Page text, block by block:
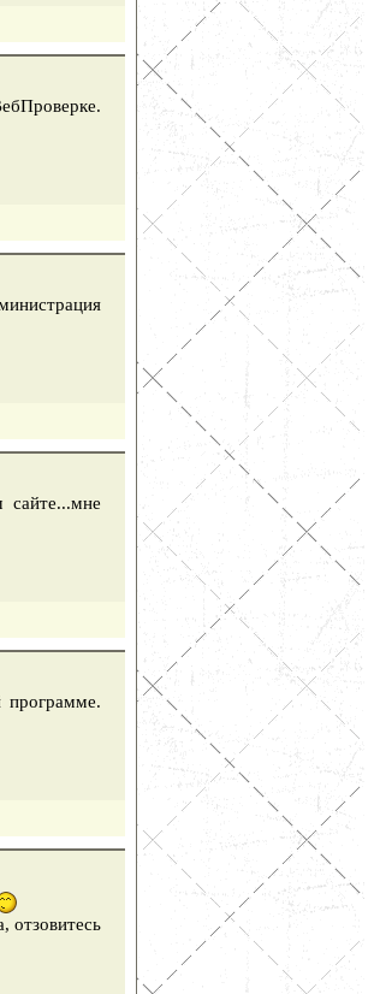
сайте...мне
программе.
отзовитесь